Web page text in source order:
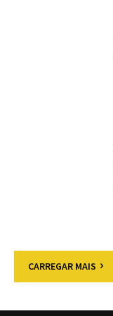
CARREGAR MAIS